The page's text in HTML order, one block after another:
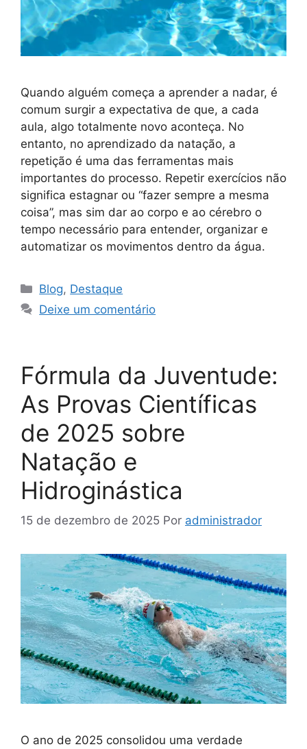
Quando alguém começa a aprender a nadar, é
comum surgir a expectativa de que, a cada
aula, algo totalmente novo aconteça. No
entanto, no aprendizado da natação, a
repetição é uma das ferramentas mais
importantes do processo. Repetir exercícios não
significa estagnar ou “fazer sempre a mesma
coisa”, mas sim dar ao corpo e ao cérebro o
tempo necessário para entender, organizar e
automatizar os movimentos dentro da água.
Blog, Destaque
Deixe um comentário
Fórmula da Juventude:
As Provas Científicas
de 2025 sobre
Natação e
Hidroginástica
15 de dezembro de 2025 Por administrador
O ano de 2025 consolidou uma verdade